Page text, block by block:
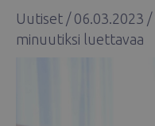
Uutiset / 06.03.2023 /
minuutiksi luettavaa